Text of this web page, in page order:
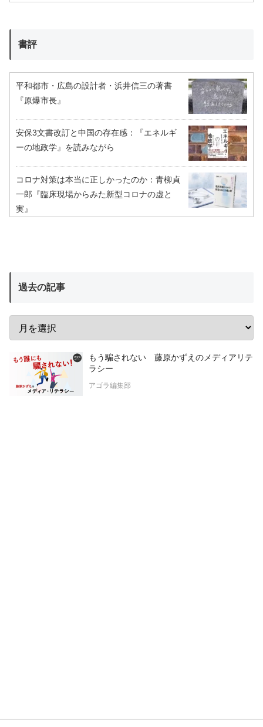
書評
平和都市・広島の設計者・浜井信三の著書
『原爆市長』
安保3文書改訂と中国の存在感：『エネルギ
ーの地政学』を読みながら
コロナ対策は本当に正しかったのか：青柳貞
一郎『臨床現場からみた新型コロナの虚と
実』
過去の記事
もう騙されない 藤原かずえのメディアリテ
ラシー
アゴラ編集部